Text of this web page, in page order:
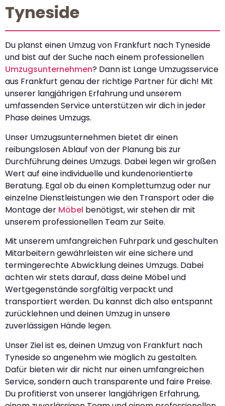
Tyneside
Du planst einen Umzug von Frankfurt nach Tyneside
und bist auf der Suche nach einem professionellen
Umzugsunternehmen? Dann ist Lange Umzugsservice
aus Frankfurt genau der richtige Partner für dich! Mit
unserer langjährigen Erfahrung und unserem
umfassenden Service unterstützen wir dich in jeder
Phase deines Umzugs.
Unser Umzugsunternehmen bietet dir einen
reibungslosen Ablauf von der Planung bis zur
Durchführung deines Umzugs. Dabei legen wir großen
Wert auf eine individuelle und kundenorientierte
Beratung. Egal ob du einen Komplettumzug oder nur
einzelne Dienstleistungen wie den Transport oder die
Montage der Möbel benötigst, wir stehen dir mit
unserem professionellen Team zur Seite.
Mit unserem umfangreichen Fuhrpark und geschulten
Mitarbeitern gewährleisten wir eine sichere und
termingerechte Abwicklung deines Umzugs. Dabei
achten wir stets darauf, dass deine Möbel und
Wertgegenstände sorgfältig verpackt und
transportiert werden. Du kannst dich also entspannt
zurücklehnen und deinen Umzug in unsere
zuverlässigen Hände legen.
Unser Ziel ist es, deinen Umzug von Frankfurt nach
Tyneside so angenehm wie möglich zu gestalten.
Dafür bieten wir dir nicht nur einen umfangreichen
Service, sondern auch transparente und faire Preise.
Du profitierst von unserer langjährigen Erfahrung,